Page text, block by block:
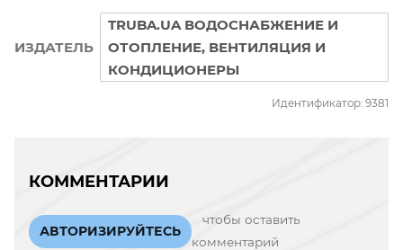
ИЗДАТЕЛЬ
TRUBA.UA ВОДОСНАБЖЕНИЕ И
ОТОПЛЕНИЕ, ВЕНТИЛЯЦИЯ И
КОНДИЦИОНЕРЫ
Идентификатор: 9381
КОММЕНТАРИИ
АВТОРИЗИРУЙТЕСЬ
чтобы оставить
комментарий